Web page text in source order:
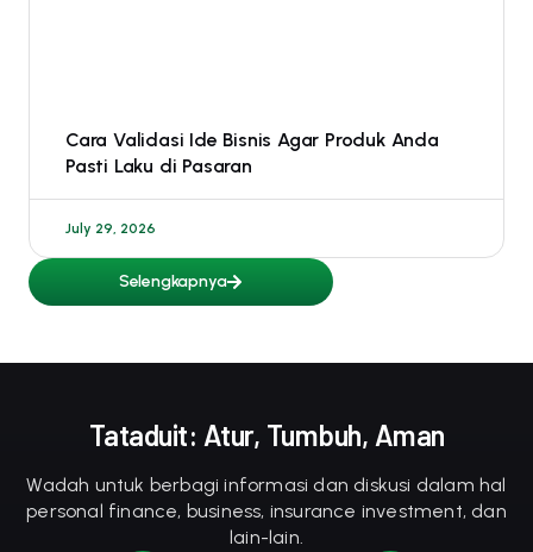
Selengkapnya
Cara Validasi Ide Bisnis Agar Produk Anda
Pasti Laku di Pasaran
July 29, 2026
Tataduit: Atur, Tumbuh, Aman
Wadah untuk berbagi informasi dan diskusi dalam hal
personal finance, business, insurance investment, dan
lain-lain.